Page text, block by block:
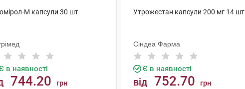
М капсули 30 шт
в наявності
744.20 грн
Утрожестан капсули 200 мг 14 шт
Сіндеа Фарма
Є в наявності
від 752.70 грн